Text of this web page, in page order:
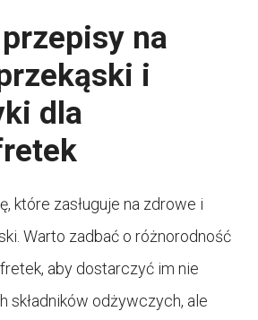
na
i
dla
które zasługuje na zdrowe i
Warto zadbać o różnorodność
aby dostarczyć im nie
składników odżywczych, ale